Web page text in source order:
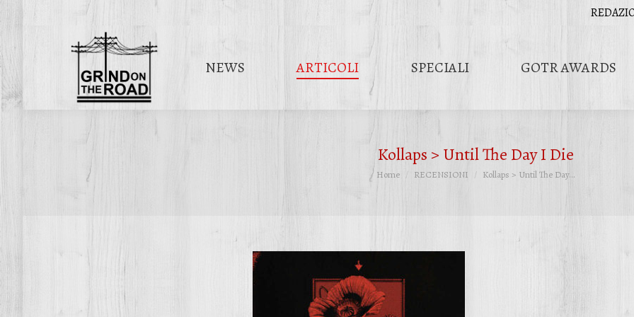
NEWS ARTICOLI SPECIALI GOTR AWARDS
Kollaps > Until The Day I Die
Tu sei qui:
Home RECENSIONI Kollaps > Until The Day…